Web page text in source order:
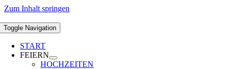
Zum Inhalt springen
Toggle Navigation
START
FEIERN
HOCHZEITEN